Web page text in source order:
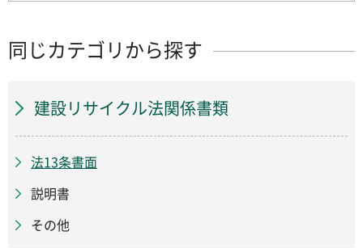
同じカテゴリから探す
建設リサイクル法関係書類
法13条書面
説明書
その他